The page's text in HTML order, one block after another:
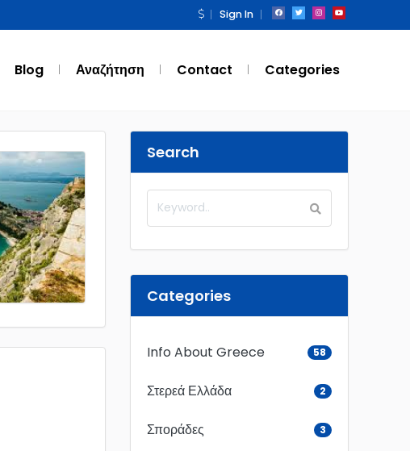
Sign In
Blog Αναζήτηση Contact Categories
Search
Categories
Info About Greece 58
Στερεά Ελλάδα 2
Σποράδες 3